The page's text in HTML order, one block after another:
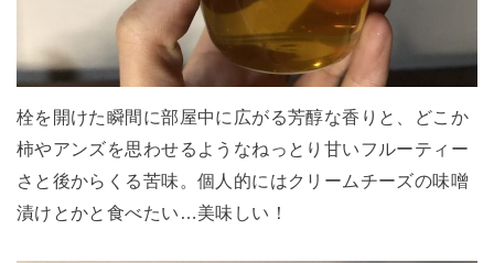
栓を開けた瞬間に部屋中に広がる芳醇な香りと、どこか
柿やアンズを思わせるようなねっとり甘いフルーティー
さと後からくる苦味。個人的にはクリームチーズの味噌
漬けとかと食べたい…美味しい！